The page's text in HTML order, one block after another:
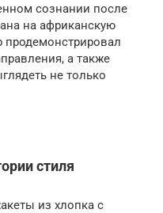
сознании после
на африканскую
продемонстрировал
а также
не только
стиля
из хлопка с